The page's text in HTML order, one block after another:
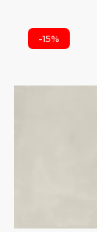
-15%